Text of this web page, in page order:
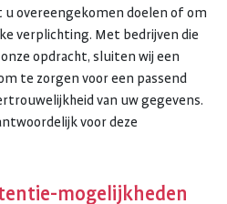
overeengekomen doelen of om
verplichting. Met bedrijven die
opdracht, sluiten wij een
te zorgen voor een passend
van uw gegevens.
voor deze
mogelijkheden